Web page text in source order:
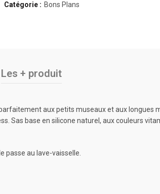
Catégorie : Bons Plans
Les + produit
aux petits museaux et aux longues
Sas base en silicone naturel, aux couleurs
passe au lave-vaisselle.